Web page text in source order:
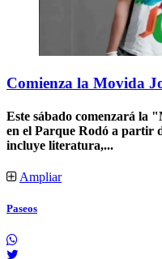
Comienza la Movida
Este sábado comenzará la
en el Parque Rodó a partir
incluye literatura,...
Ampliar
Paseos